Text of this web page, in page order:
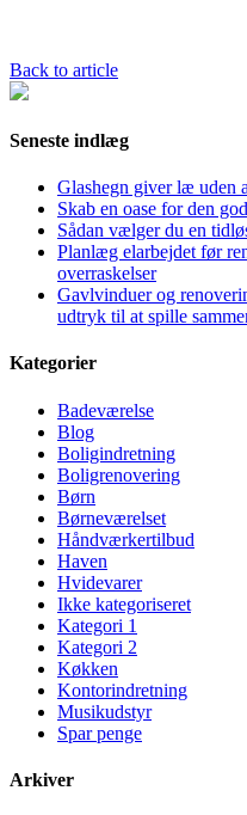
Back to article
Seneste indlæg
Glashegn giver læ uden
Skab en oase for den
Sådan vælger du en
Planlæg elarbejdet før
overraskelser
Gavlvinduer og
udtryk til at spille
Kategorier
Badeværelse
Blog
Boligindretning
Boligrenovering
Børn
Børneværelset
Håndværkertilbud
Haven
Hvidevarer
Ikke kategoriseret
Kategori 1
Kategori 2
Køkken
Kontorindretning
Musikudstyr
Spar penge
Arkiver